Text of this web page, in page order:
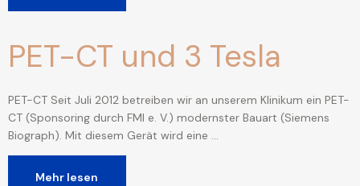
PET-CT und 3 Tesla
PET-CT Seit Juli 2012 betreiben wir an unserem Klinikum ein PET-
CT (Sponsoring durch FMI e. V.) modernster Bauart (Siemens
Biograph). Mit diesem Gerät wird eine …
Mehr lesen